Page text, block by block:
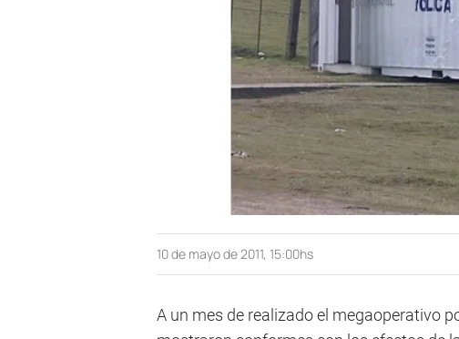
10 de mayo de 2011, 15:00hs
A un mes de realizado el megaoperativo